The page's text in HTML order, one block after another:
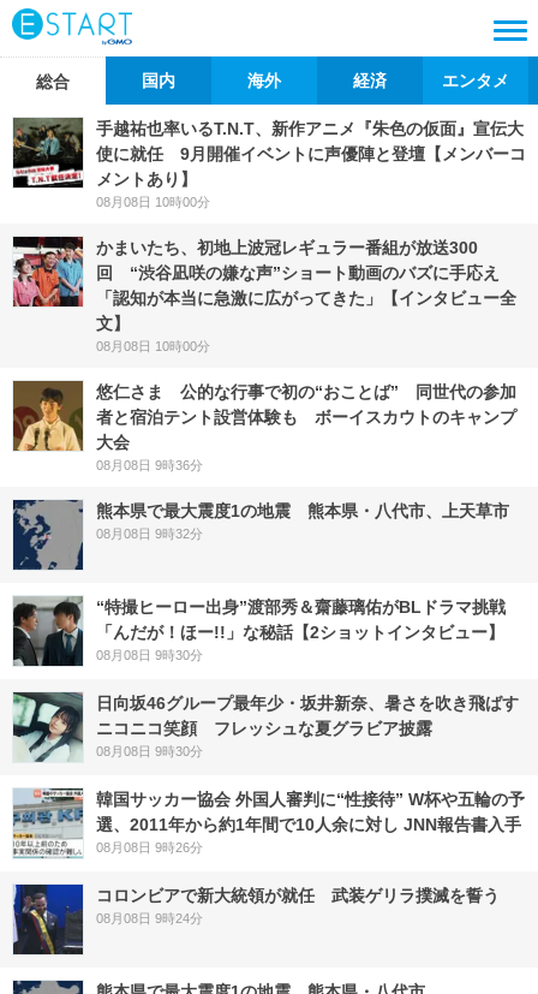
総合 国内 海外 経済 エンタメ
手越祐也率いるT.N.T、新作アニメ『朱色の仮面』宣伝大
使に就任 9月開催イベントに声優陣と登壇【メンバーコ
メントあり】
08月08日 10時00分
かまいたち、初地上波冠レギュラー番組が放送300
回 “渋谷凪咲の嫌な声”ショート動画のバズに手応え
「認知が本当に急激に広がってきた」【インタビュー全
文】
08月08日 10時00分
悠仁さま 公的な行事で初の“おことば” 同世代の参加
者と宿泊テント設営体験も ボーイスカウトのキャンプ
大会
08月08日 9時36分
熊本県で最大震度1の地震 熊本県・八代市、上天草市
08月08日 9時32分
“特撮ヒーロー出身”渡部秀＆齋藤璃佑がBLドラマ挑戦
「んだが！ほー!!」な秘話【2ショットインタビュー】
08月08日 9時30分
日向坂46グループ最年少・坂井新奈、暑さを吹き飛ばす
ニコニコ笑顔 フレッシュな夏グラビア披露
08月08日 9時30分
韓国サッカー協会 外国人審判に“性接待” W杯や五輪の予
選、2011年から約1年間で10人余に対し JNN報告書入手
08月08日 9時26分
コロンビアで新大統領が就任 武装ゲリラ撲滅を誓う
08月08日 9時24分